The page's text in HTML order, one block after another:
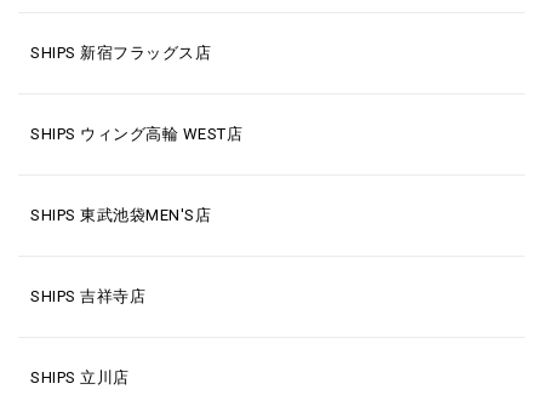
SHIPS 新宿フラッグス店
SHIPS ウィング高輪 WEST店
SHIPS 東武池袋MEN'S店
SHIPS 吉祥寺店
SHIPS 立川店